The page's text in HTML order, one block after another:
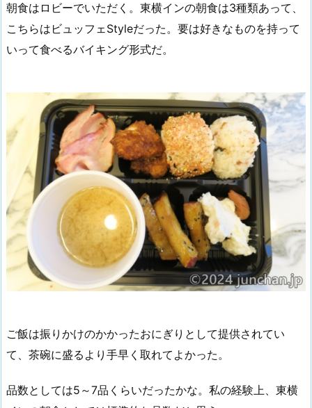
朝食はロビーでいただく。東横インの朝食は3種類あって、
こちらはビュッフェStyleだった。要は好きなものを持って
いって食べるバイキング形式だ。
ご飯は振りかけのかかったおにぎりとして提供されてい
て、茶碗に盛るより手早く取れてよかった。
品数としては5～7品くらいだったかな。私の経験上、東横